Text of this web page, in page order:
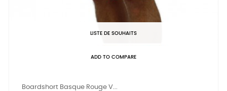
LISTE DE SOUHAITS
ADD TO COMPARE
Boardshort Basque Rouge V...